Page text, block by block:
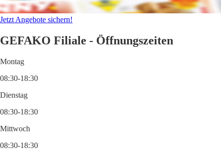
Jetzt Angebote sichern!
GEFAKO Filiale - Öffnungszeiten
Montag
08:30-18:30
Dienstag
08:30-18:30
Mittwoch
08:30-18:30